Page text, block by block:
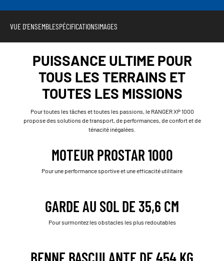
VUE D'ENSEMBLESPÉCIFICATIONSIMAGES
PUISSANCE ULTIME POUR
TOUS LES TERRAINS ET
TOUTES LES MISSIONS
Pour toutes les tâches et toutes les passions, le RANGER XP 1000
propose des solutions de transport, de performances, de confort et de
ténacité inégalées.
MOTEUR PROSTAR 1000
Pour une performance sportive et une efficacité utilitaire
GARDE AU SOL DE 35,6 CM
Pour surmontez les obstacles les plus redoutables